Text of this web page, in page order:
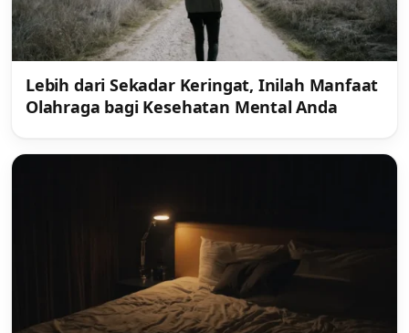
Lebih dari Sekadar Keringat, Inilah Manfaat
Olahraga bagi Kesehatan Mental Anda